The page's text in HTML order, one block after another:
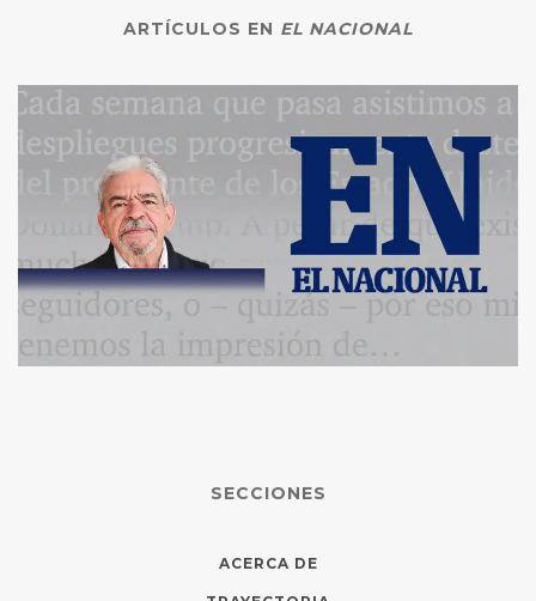
ARTÍCULOS EN EL NACIONAL
SECCIONES
ACERCA DE